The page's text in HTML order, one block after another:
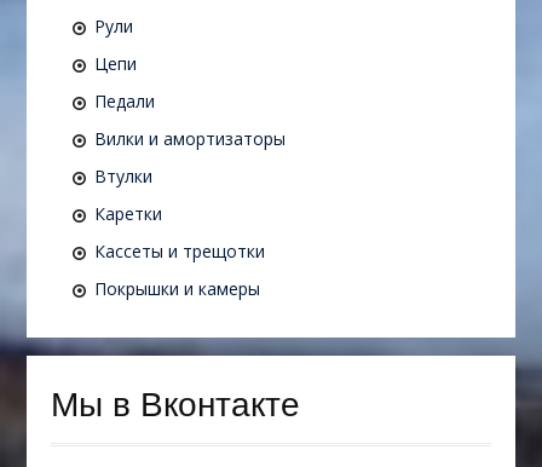
Рули
Цепи
Педали
Вилки и амортизаторы
Втулки
Каретки
Кассеты и трещотки
Покрышки и камеры
Мы в Вконтакте